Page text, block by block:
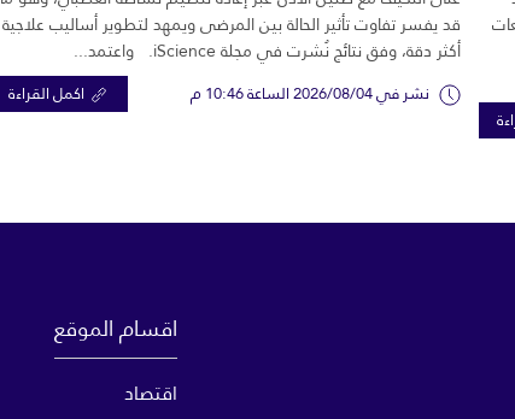
قد يفسر تفاوت تأثير الحالة بين المرضى ويمهد لتطوير أساليب علاجية
أكثر دقة، وفق نتائج نُشرت في مجلة iScience. واعتمد...
نشر في 2026/08/04 الساعة 10:46 م اكمل القراءة
اقسام الموقع
اقتصاد